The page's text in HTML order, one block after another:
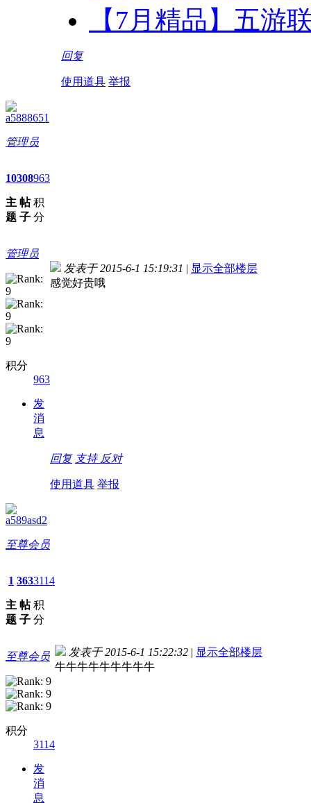
【7月精品】五游
回复
使用道具 举报
a5888651
管理员
10
主
题
308
帖
子
963
积
分
管理员
积分
963
发
消
息
发表于 2015-6-1 15:19:31 | 显示全部楼层
感觉好贵哦
回复 支持 反对
使用道具 举报
a589asd2
至尊会员
1
主
题
363
帖
子
3114
积
分
至尊会员
积分
3114
发
消
息
发表于 2015-6-1 15:22:32 | 显示全部楼层
牛牛牛牛牛牛牛牛牛